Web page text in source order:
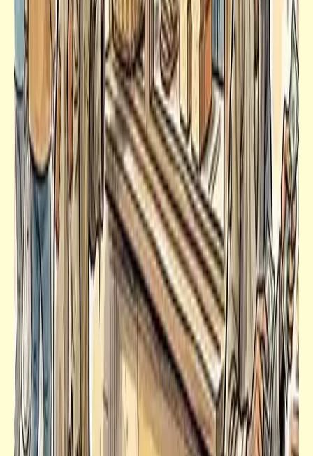
فيدراديو
أخيراً "عمرو أديب" يستجمع شجاعته ويناقش
أهم القضايا السريّة الرهيبة الممنوعة في الإعلام
المصري
قصص_قصص عالمية
الكونت دي مونت كريستو | ألكسندر دوماس
(الأب) | الجزء الرابع عشر